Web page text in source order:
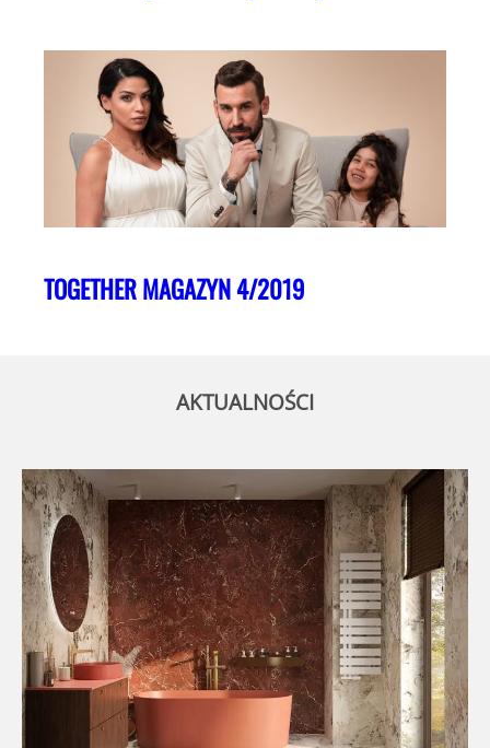
TOGETHER MAGAZYN 4/2019
AKTUALNOŚCI